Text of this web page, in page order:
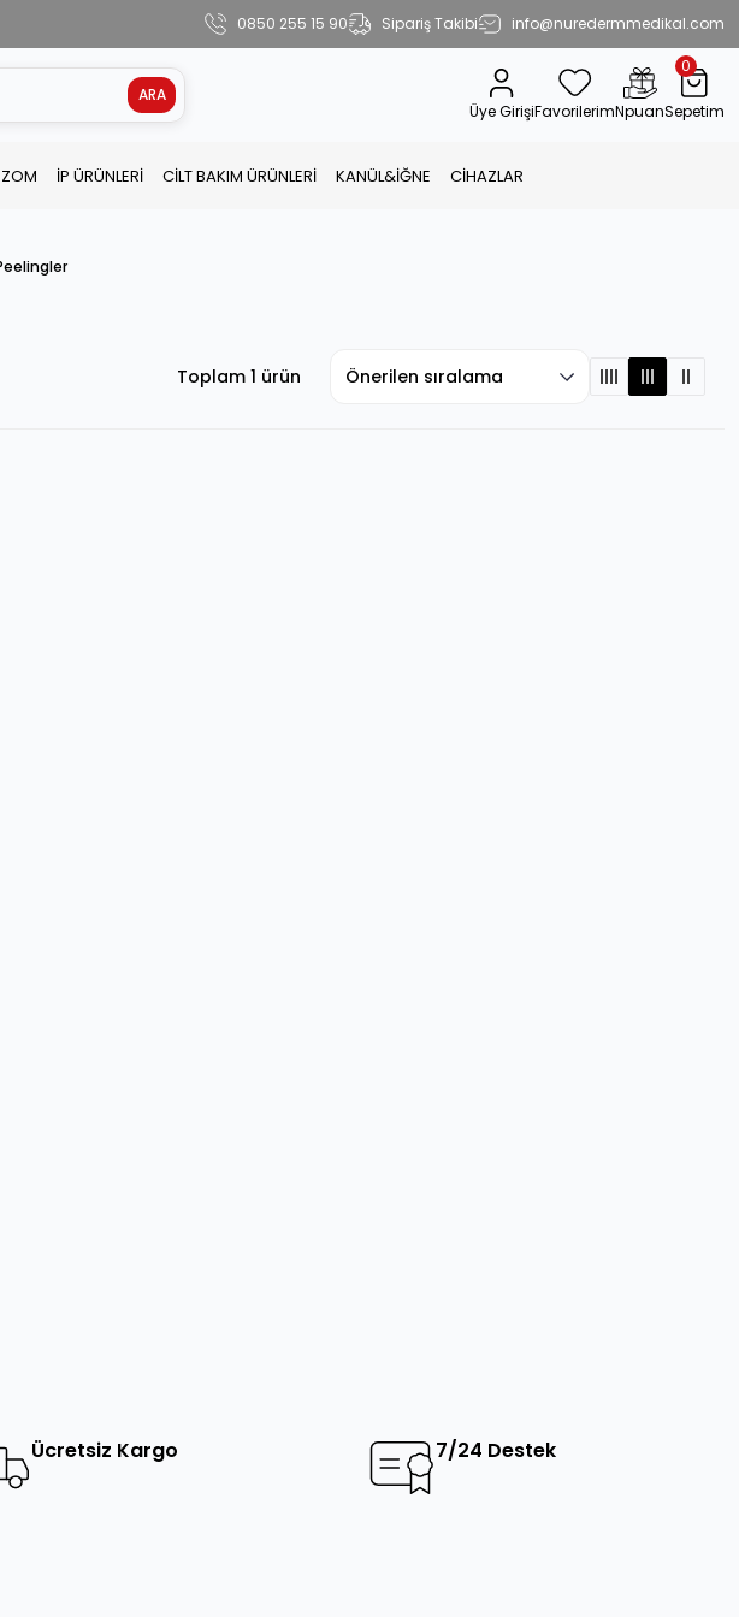
0850 255 15 90 Sipariş Takibi info@nuredermmedikal.com
ARA
Üye GirişiFavorilerimNpuanSepetim
0
İP ÜRÜNLERİ CİLT BAKIM ÜRÜNLERİ KANÜL&İĞNE CİHAZLAR
Toplam 1 ürün
Ücretsiz Kargo 7/24 Destek